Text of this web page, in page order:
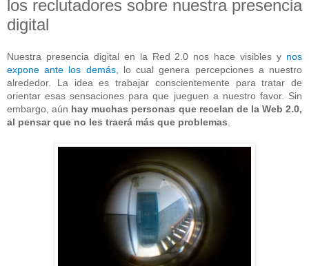
los reclutadores sobre nuestra presencia
digital
Nuestra presencia digital en la Red 2.0 nos hace visibles y nos
expone ante los demás, lo cual genera percepciones a nuestro
alrededor. La idea es trabajar conscientemente para tratar de
orientar esas sensaciones para que jueguen a nuestro favor. Sin
embargo, aún hay muchas personas que recelan de la Web 2.0,
al pensar que no les traerá más que problemas.